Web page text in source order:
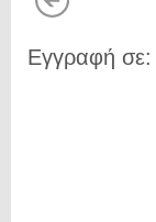
Εγγραφή σε: